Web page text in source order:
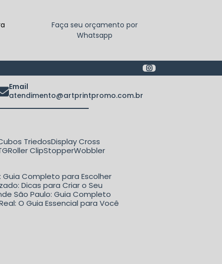
Faça seu orçamento por
Whatsapp
Email
atendimento@artprintpromo.com.br
Cubos Triedos Display Cross
Roller Clip Stopper
Wobbler
Guia Completo para Escolher
Dicas para Criar o Seu
São Paulo: Guia Completo
O Guia Essencial para Você